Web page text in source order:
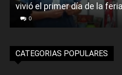
vivió el primer día de la
0
CATEGORIAS POPULARES